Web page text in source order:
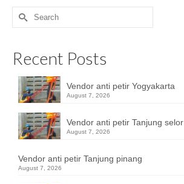
Search
for:
Recent Posts
Vendor anti petir Yogyakarta
August 7, 2026
Vendor anti petir Tanjung selor
August 7, 2026
Vendor anti petir Tanjung pinang
August 7, 2026